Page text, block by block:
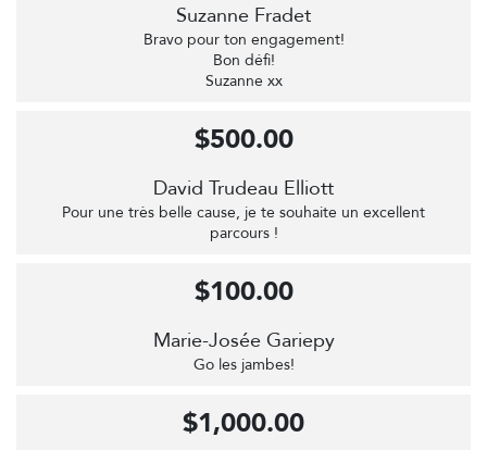
Suzanne Fradet
Bravo pour ton engagement!
Bon défi!
Suzanne xx
David Trudeau Elliott
Pour une très belle cause, je te souhaite un excellent
parcours !
$500.00
Marie-Josée Gariepy
Go les jambes!
$100.00
$1,000.00